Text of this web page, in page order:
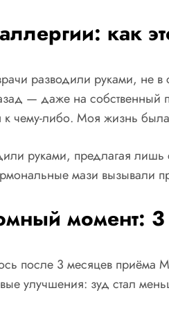
как
разводили руками, не
— даже на собственный
к чему-либо. Моя жизнь
руками, предлагая
мази вызывали
момент:
после 3 месяцев приёма
улучшения: зуд стал